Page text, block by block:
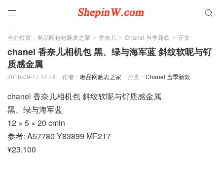
 
当前位置： 奢品网包包腕表之家 > 香奈儿 > Chanel 当季新款 > 正文
chanel 香奈儿相机包 黑、绿与海军蓝 斜纹软呢与钌
质感金属
2018-09-17 14:48 作者： 奢品网腕表之家 分类： Chanel 当季新款
chanel 香奈儿相机包 斜纹软呢与钌质感金属
黑、绿与海军蓝
12 × 5 × 20 cmin
参考: A57780 Y83899 MF217
¥23,100